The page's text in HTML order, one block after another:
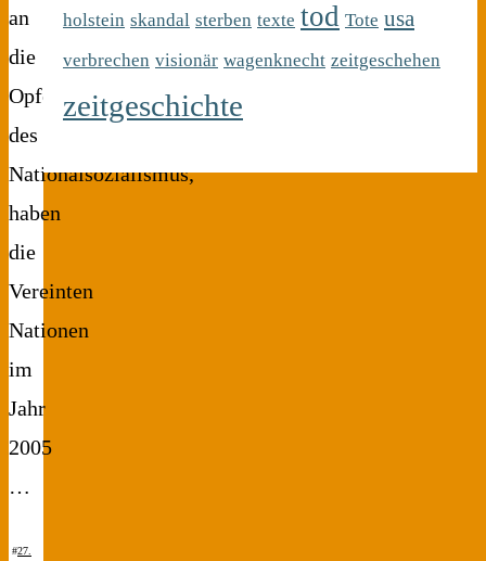
an
die
Opfer
des
Nationalsozialismus,
haben
die
Vereinten
Nationen
im
Jahr
2005
…
#27.
holstein skandal sterben texte tod Tote usa
verbrechen visionär wagenknecht zeitgeschehen
zeitgeschichte